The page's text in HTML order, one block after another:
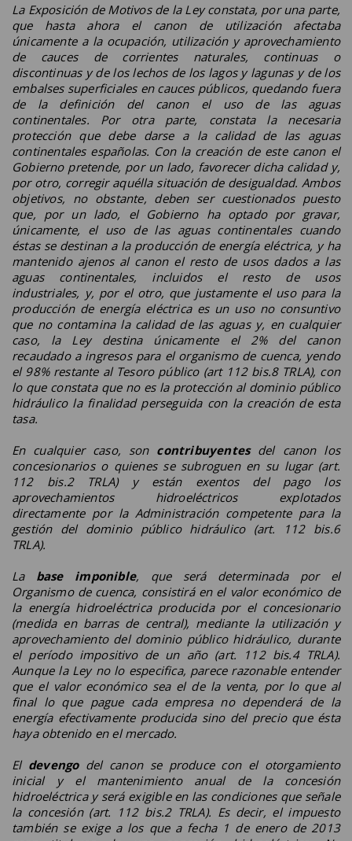
La Exposición de Motivos de la Ley constata, por una parte,
que hasta ahora el canon de utilización afectaba
únicamente a la ocupación, utilización y aprovechamiento
de cauces de corrientes naturales, continuas o
discontinuas y de los lechos de los lagos y lagunas y de los
embalses superficiales en cauces públicos, quedando fuera
de la definición del canon el uso de las aguas
continentales. Por otra parte, constata la necesaria
protección que debe darse a la calidad de las aguas
continentales españolas. Con la creación de este canon el
Gobierno pretende, por un lado, favorecer dicha calidad y,
por otro, corregir aquélla situación de desigualdad. Ambos
objetivos, no obstante, deben ser cuestionados puesto
que, por un lado, el Gobierno ha optado por gravar,
únicamente, el uso de las aguas continentales cuando
éstas se destinan a la producción de energía eléctrica, y ha
mantenido ajenos al canon el resto de usos dados a las
aguas continentales, incluidos el resto de usos
industriales, y, por el otro, que justamente el uso para la
producción de energía eléctrica es un uso no consuntivo
que no contamina la calidad de las aguas y, en cualquier
caso, la Ley destina únicamente el 2% del canon
recaudado a ingresos para el organismo de cuenca, yendo
el 98% restante al Tesoro público (art 112 bis.8 TRLA), con
lo que constata que no es la protección al dominio público
hidráulico la finalidad perseguida con la creación de esta
tasa.
En cualquier caso, son contribuyentesdel canon los
concesionarios o quienes se subroguen en su lugar (art.
112 bis.2 TRLA) y están exentos del pago los
aprovechamientos hidroeléctricos explotados
directamente por la Administración competente para la
gestión del dominio público hidráulico (art. 112 bis.6
TRLA).
La base imponible, que será determinada por el
Organismo de cuenca, consistirá en el valor económico de
la energía hidroeléctrica producida por el concesionario
(medida en barras de central), mediante la utilización y
aprovechamiento del dominio público hidráulico, durante
el período impositivo de un año (art. 112 bis.4 TRLA).
Aunque la Ley no lo especifica, parece razonable entender
que el valor económico sea el de la venta, por lo que al
final lo que pague cada empresa no dependerá de la
energía efectivamente producida sino del precio que ésta
haya obtenido en el mercado.
El devengodel canon se produce con el otorgamiento
inicial y el mantenimiento anual de la concesión
hidroeléctrica y será exigible en las condiciones que señale
la concesión (art. 112 bis.2 TRLA). Es decir, el impuesto
también se exige a los que a fecha 1 de enero de 2013